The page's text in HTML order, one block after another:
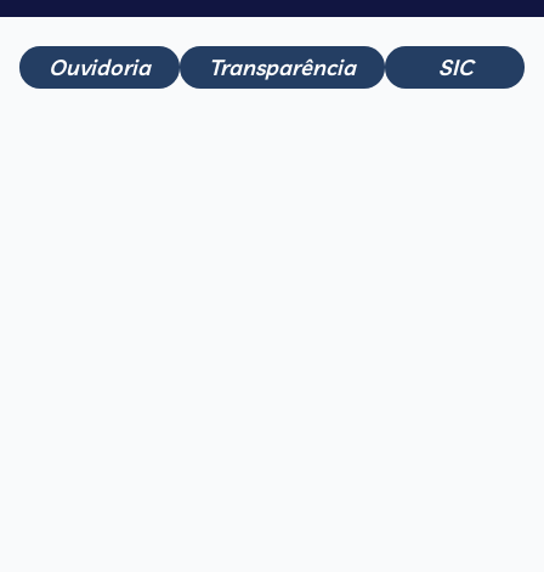
Ouvidoria Transparência SIC